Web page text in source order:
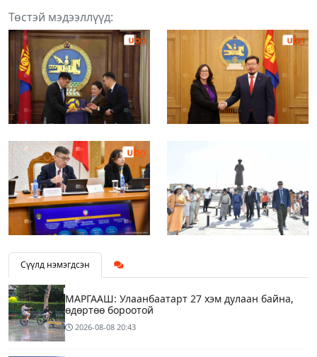
Төстэй мэдээллүүд:
Сүүлд нэмэгдсэн
МАРГААШ: Улаанбаатарт 27 хэм дулаан байна,
өдөртөө бороотой
2026-08-08 20:43